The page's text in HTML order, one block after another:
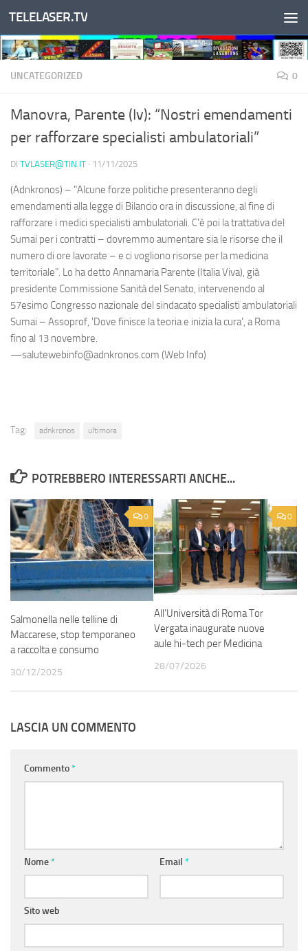
Salta al contenuto
TELELASER.TV
UNCATEGORIZED 0
Manovra, Parente (Iv): “Nostri emendamenti
per rafforzare specialisti ambulatoriali”
DI TVLASER@TIN.IT · 11/11/2025
(Adnkronos) – "Alcune forze politiche presenteranno degli
emendamenti alla legge di Bilancio ora in discussione, al fine di
rafforzare i medici specialisti ambulatoriali. C'è poi la trattativa del
Sumai per i contratti – dovremmo aumentare sia le risorse che il
numero di ore lavorate – e ci vogliono risorse per la medicina
territoriale". Lo ha detto Annamaria Parente (Italia Viva), già
presidente Commissione Sanità del Senato, intervenendo al
57esimo Congresso nazionale del sindacato specialisti ambulatoriali
Sumai – Assoprof, 'Dove finisce la teoria e inizia la cura', a Roma
fino al 13 novembre.
—salutewebinfo@adnkronos.com (Web Info)
Tag: adnkronos ultimora
POTREBBERO INTERESSARTI ANCHE...
0
Salmonella nelle telline di
Maccarese, stop temporaneo
a raccolta e consumo
30/12/2025
0
All’Università di Roma Tor
Vergata inaugurate nuove
aule hi-tech per Medicina
28/07/2026
LASCIA UN COMMENTO
Commento*
Nome* Email *
Sito web